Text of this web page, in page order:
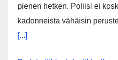
pienen hetken. Poliisi ei
kadonneista vähäisin
[...]